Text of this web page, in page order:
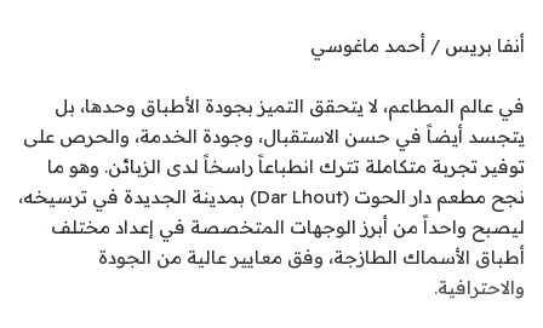
أنفا بريس / أحمد ماغوسي
في عالم المطاعم، لا يتحقق التميز بجودة الأطباق وحدها، بل
يتجسد أيضاً في حسن الاستقبال، وجودة الخدمة، والحرص على
توفير تجربة متكاملة تترك انطباعاً راسخاً لدى الزبائن. وهو ما
نجح مطعم دار الحوت (Dar Lhout) بمدينة الجديدة في ترسيخه،
ليصبح واحداً من أبرز الوجهات المتخصصة في إعداد مختلف
أطباق الأسماك الطازجة، وفق معايير عالية من الجودة
والاحترافية.